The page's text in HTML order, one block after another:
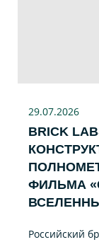
29.07.2026
BRICK
ФИЛЬМА
Российский